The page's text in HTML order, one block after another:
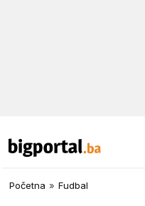
Početna » Fudbal